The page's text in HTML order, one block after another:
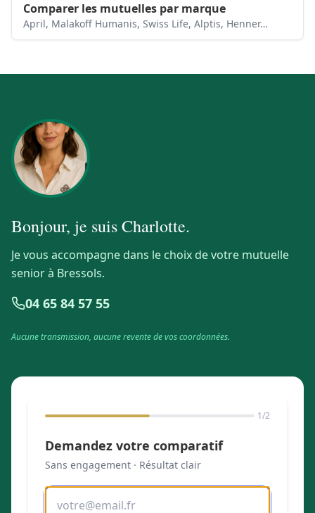
Comparer les mutuelles par marque
April, Malakoff Humanis, Swiss Life, Alptis, Henner…
Bonjour, je suisCharlotte.
Je vous accompagne dans le choix de votre mutuelle
senior à Bressols.
04 65 84 57 55
Aucune transmission, aucune revente de vos coordonnées.
1/2
Demandez votre comparatif
Sans engagement · Résultat clair